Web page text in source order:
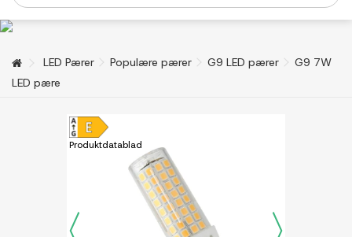
LED Pærer Populære pærer G9 LED pærer
G9 7W
LED pære
Produktdatablad